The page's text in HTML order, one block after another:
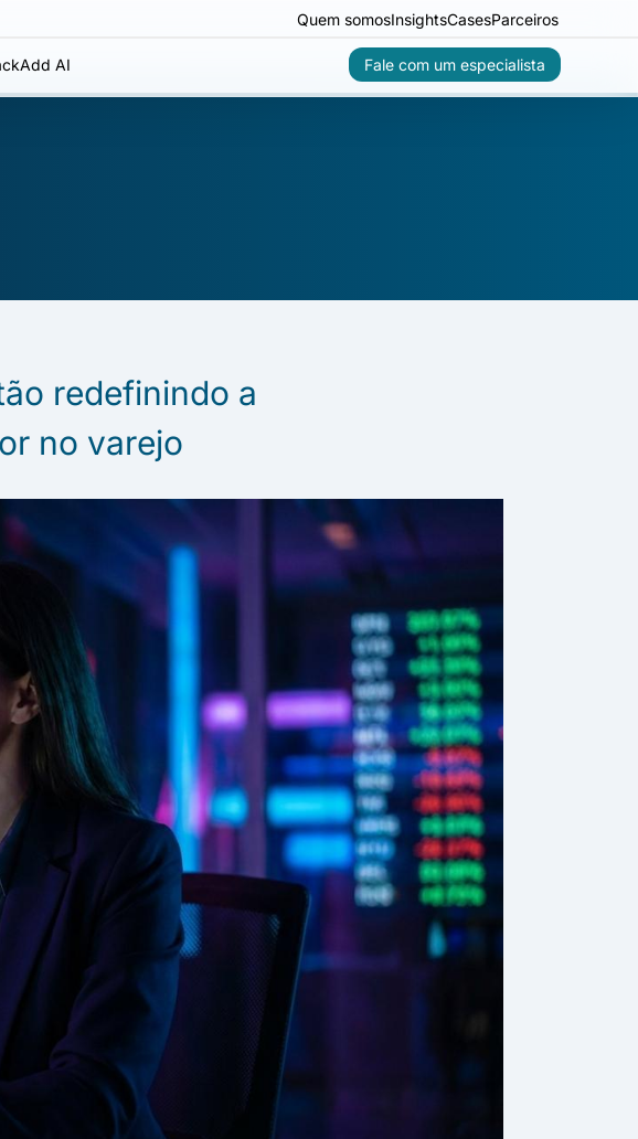
Quem somosInsightsCasesParceiros
Add AI Fale com um especialista
redefinindo a
no varejo